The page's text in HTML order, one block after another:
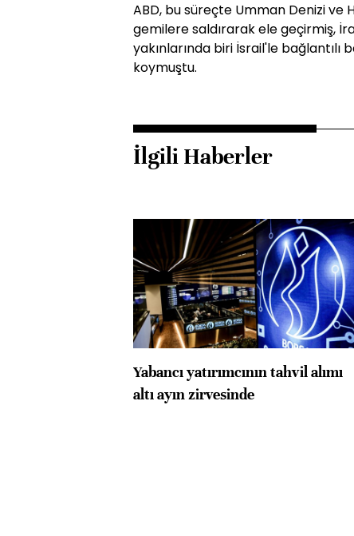
ABD, bu süreçte Umman Denizi ve
gemilere saldırarak ele geçirmiş,
yakınlarında biri İsrail'le
koymuştu.
İlgili Haberler
Yabancı yatırımcının tahvil alımı
altı ayın zirvesinde